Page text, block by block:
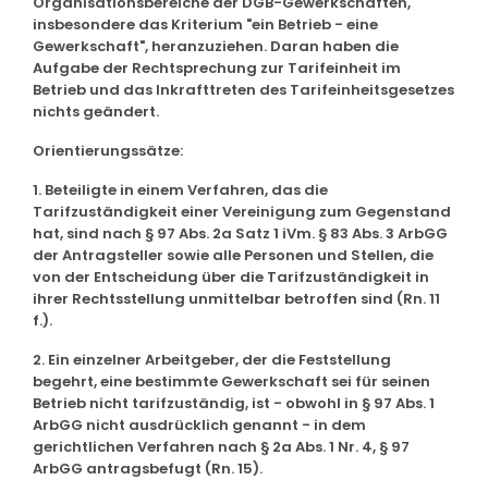
insbesondere das Kriterium "ein Betrieb - eine
Gewerkschaft", heranzuziehen. Daran haben die
Aufgabe der Rechtsprechung zur Tarifeinheit im
Betrieb und das Inkrafttreten des Tarifeinheitsgesetzes
nichts geändert.
Orientierungssätze:
1. Beteiligte in einem Verfahren, das die
Tarifzuständigkeit einer Vereinigung zum Gegenstand
hat, sind nach § 97 Abs. 2a Satz 1 iVm. § 83 Abs. 3 ArbGG
der Antragsteller sowie alle Personen und Stellen, die
von der Entscheidung über die Tarifzuständigkeit in
ihrer Rechtsstellung unmittelbar betroffen sind (Rn. 11
f.).
2. Ein einzelner Arbeitgeber, der die Feststellung
begehrt, eine bestimmte Gewerkschaft sei für seinen
Betrieb nicht tarifzuständig, ist - obwohl in § 97 Abs. 1
ArbGG nicht ausdrücklich genannt - in dem
gerichtlichen Verfahren nach § 2a Abs. 1 Nr. 4, § 97
ArbGG antragsbefugt (Rn. 15).